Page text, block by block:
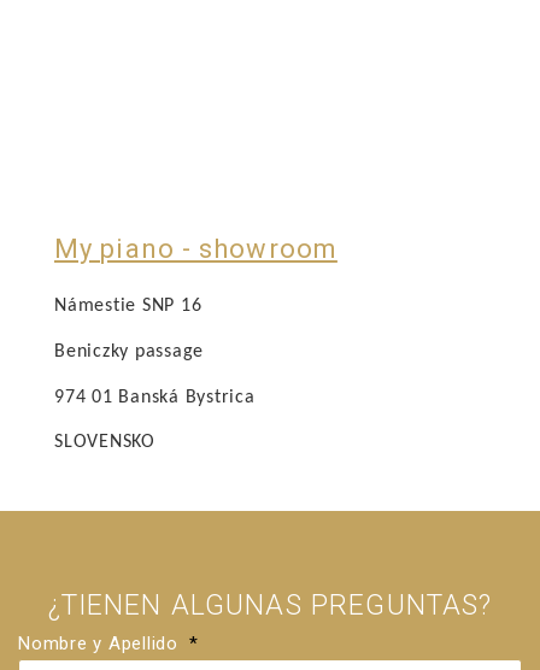
My piano - showroom
Námestie SNP 16
Beniczky passage
974 01 Banská Bystrica
SLOVENSKO
¿TIENEN ALGUNAS PREGUNTAS?
Nombre y Apellido *